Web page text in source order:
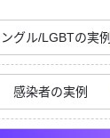
グル/LGBTの実例
感染者の実例